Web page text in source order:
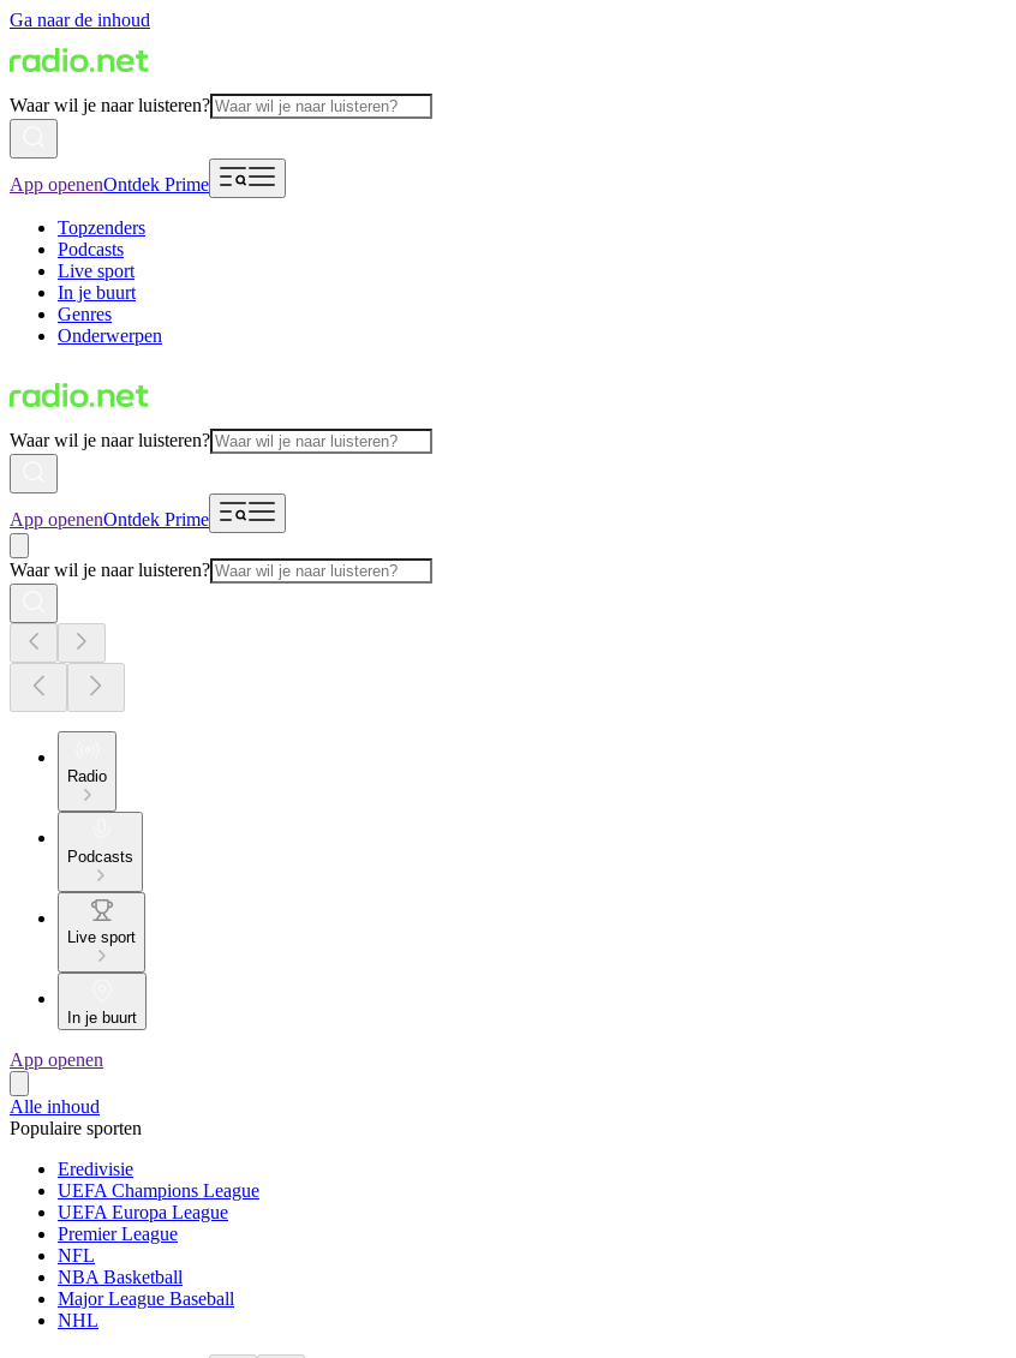
Ga naar de inhoud
Waar wil je naar luisteren?
App openenOntdek Prime
Topzenders
Podcasts
Live sport
In je buurt
Genres
Onderwerpen
Waar wil je naar luisteren?
App openenOntdek Prime
Waar wil je naar luisteren?
Radio
Podcasts
Live sport
In je buurt
App openen
Alle inhoud
Populaire sporten
Eredivisie
UEFA Champions League
UEFA Europa League
Premier League
NFL
NBA Basketball
Major League Baseball
NHL